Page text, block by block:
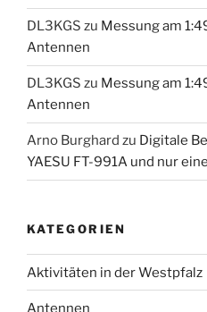
DL3KGS zu Messung am
Antennen
DL3KGS zu Messung am
Antennen
Arno Burghard zu Digitale
YAESU FT-991A und nur
KATEGORIEN
Aktivitäten in der Westpfalz
Antennen